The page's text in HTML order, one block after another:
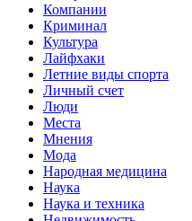
Компании
Криминал
Культура
Лайфхаки
Летние виды спорта
Личный счет
Люди
Места
Мнения
Мода
Народная медицина
Наука
Наука и техника